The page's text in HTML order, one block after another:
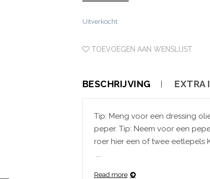
Uitverkocht
TOEVOEGEN AAN WENSLIJST
BESCHRIJVING EXTRA
Tip: Meng voor een dressing
peper. Tip: Neem voor een pepersaus 100 milliliter verwarmde room en
roer hier een of twee eetlepels
...
Read more